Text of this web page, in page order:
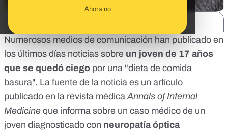
Ahora no
Numerosos medios de comunicación han publicado en
los últimos días noticias sobre un joven de 17 años
que se quedó ciego por una "dieta de comida
basura". La fuente de la noticia es un artículo
publicado en la revista médica Annals of Internal
Medicine que informa sobre un caso médico de un
joven diagnosticado con neuropatía óptica